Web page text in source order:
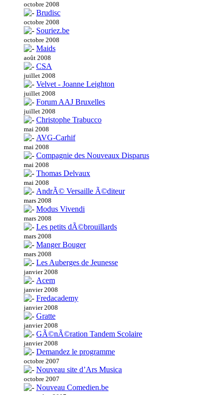
octobre 2008
Brudisc
octobre 2008
Souriez.be
octobre 2008
Maids
août 2008
CSA
juillet 2008
Velvet - Joanne Leighton
juillet 2008
Forum AAJ Bruxelles
juillet 2008
Christophe Trabucco
mai 2008
AVG-Carhif
mai 2008
Compagnie des Nouveaux Disparus
mai 2008
Thomas Delvaux
mai 2008
AndrÃ© Versaille Ã©diteur
mars 2008
Modus Vivendi
mars 2008
Les petits dÃ©brouillards
mars 2008
Manger Bouger
mars 2008
Les Auberges de Jeunesse
janvier 2008
Acem
janvier 2008
Fredacademy
janvier 2008
Gratte
janvier 2008
GÃ©nÃ©ration Tandem Scolaire
janvier 2008
Demandez le programme
octobre 2007
Nouveau site d’Ars Musica
octobre 2007
Nouveau Comedien.be